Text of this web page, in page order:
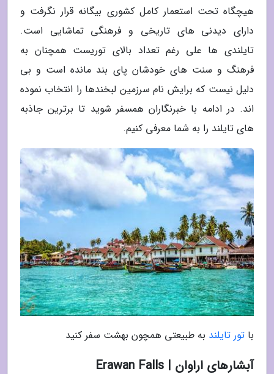
هیچگاه تحت استعمار کامل کشوری بیگانه قرار نگرفت و
دارای دیدنی های تاریخی و فرهنگی تماشایی است.
تایلندی ها علی رغم تعداد بالای توریست همچنان به
فرهنگ و سنت های خودشان پای بند مانده است و بی
دلیل نیست که برایش نام سرزمین لبخندها را انتخاب نموده
اند. در ادامه با خبرنگاران همسفر شوید تا برترین جاذبه
های تایلند را به شما معرفی کنیم.
با تور تایلند به طبیعتی همچون بهشت سفر کنید
آبشارهای اراوان | Erawan Falls